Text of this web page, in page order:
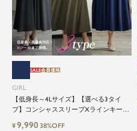
GIRL
【低身長～4Lサイズ】【選べる3タイ
プ】コンシャススリーブXラインキーネ
SALE会員価格
¥9,99038%OFF